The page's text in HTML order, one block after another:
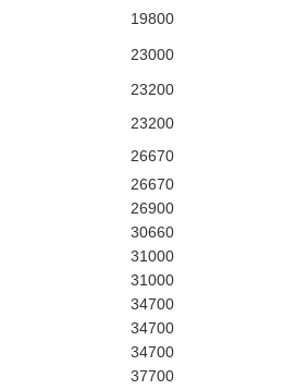
19800
23000
23200
23200
26670
26670
26900
30660
31000
31000
34700
34700
34700
37700